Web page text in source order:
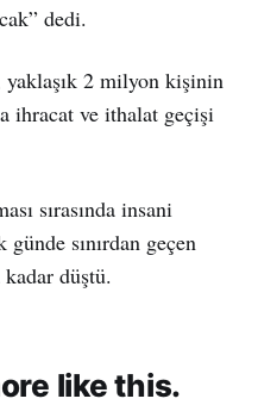
dedi.
yaklaşık 2 milyon kişinin
ihracat ve ithalat geçişi
sırasında insani
sınırdan geçen
kadar düştü.
like this.